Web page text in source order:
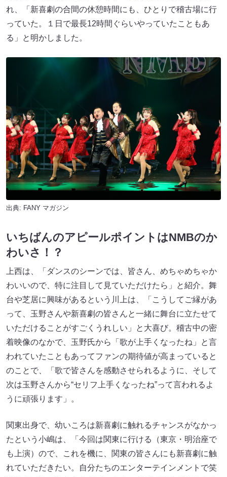
れ、「新喜劇の合間の休憩時間にも、ひとりで稽古場に行
っていた。１日で最長12時間ぐらいやっていたこともあ
る」と明かしました。
出典: FANY マガジン
いちばんのアピールポイントはNMBのか
わいさ！？
上西は、「ダンスのシーンでは、皆さん、めちゃめちゃか
わいいので、特に注目して見ていただけたら」と紹介。舞
台や芝居に興味があるという川上は、「こうしてご縁があ
って、玉野さんや新喜劇の皆さんと一緒に舞台に立たせて
いただけることがすごくうれしい」と大喜び。稽古中の密
着映像のなかで、玉野氏から「歌が上手くなったね」と言
われていたこともあってファンの期待値が高まっていると
のことで、「歌で皆さんを感動させられるように、そして
次は玉野さんから“セリフ上手くなったね”って言われるよ
うに頑張ります」。
関東出身で、幼いころは新喜劇に触れるチャンスがなかっ
たという小嶋は、「今回は関東に行ける（東京・明治座で
も上演）ので、これを機に、関東の皆さんにも新喜劇に触
れていただきたい。自分たちのエンターテインメントで笑